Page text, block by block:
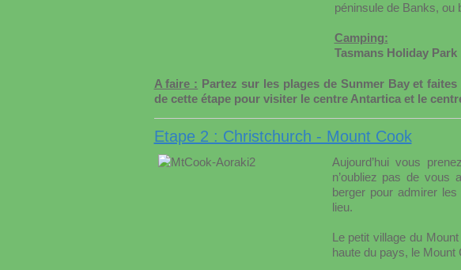
péninsule de Banks, ou
Camping:
Tasmans Holiday
A faire : Partez sur les plages de Sunmer Bay et
de cette étape pour visiter le centre Antartica et le
Etape 2 : Christchurch - Mount Cook
Aujourd’hui vous
n’oubliez pas de vous
berger pour admirer
lieu.
Le petit village du
haute du pays, le Mount